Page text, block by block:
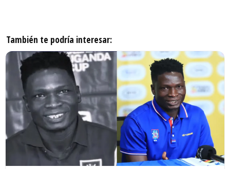
También te podría interesar: